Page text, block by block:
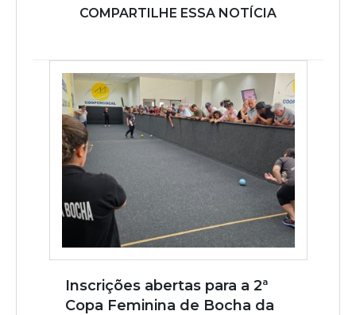
COMPARTILHE ESSA NOTÍCIA
Inscrições abertas para a 2ª
Copa Feminina de Bocha da